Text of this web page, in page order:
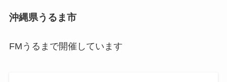
沖縄県うるま市
FMうるまで開催しています